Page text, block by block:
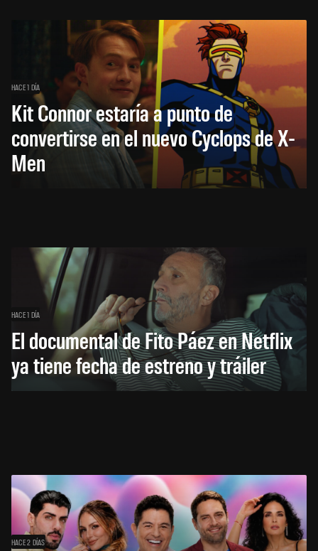
HACE 1 DÍA
Kit Connor estaría a punto de
convertirse en el nuevo Cyclops de X-
Men
HACE 1 DÍA
El documental de Fito Páez en Netflix
ya tiene fecha de estreno y tráiler
HACE 2 DÍAS